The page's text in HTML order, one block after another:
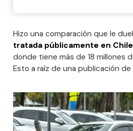
Hizo una comparación que le
tratada públicamente en Chile
donde tiene más de 18 millones
Esto a raíz de una publicación